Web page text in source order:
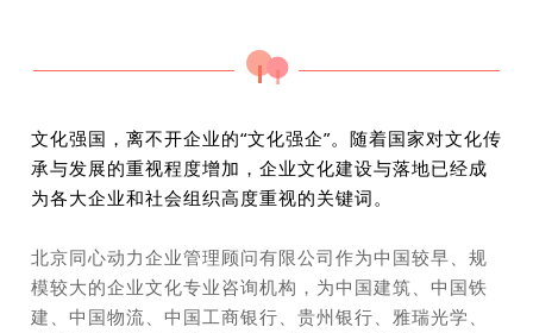
文化强国，离不开企业的“文化强企”。 随着国家对文化传
承与发展的重视程度增加，企业文化建设与落地已经成
为各大企业和社会组织高度重视的关键词。
北京同心动力企业管理顾问有限公司作为中国较早、规
模较大的企业文化专业咨询机构，为中国建筑、中国铁
建、中国物流、中国工商银行、贵州银行、雅瑞光学、